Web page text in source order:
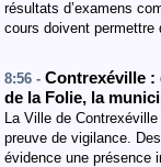
résultats d’examens
cours doivent
8:56 - Contrexéville :
de la Folie, la
La Ville de
preuve de vigilance.
évidence une présence